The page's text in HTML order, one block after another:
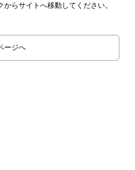
らサイトへ移動してください。
ージへ